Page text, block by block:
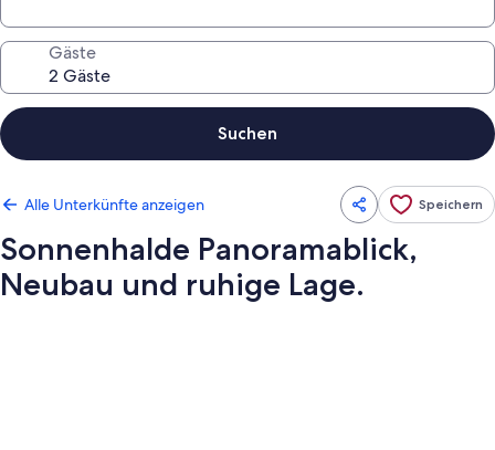
Gäste
Suchen
Alle Unterkünfte anzeigen Speichern
Sonnenhalde Panoramablick,
Neubau und ruhige Lage.